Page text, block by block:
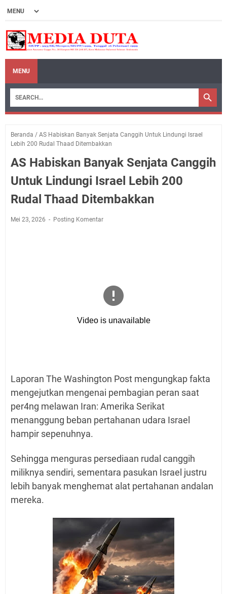
MENU
Beranda / AS Habiskan Banyak Senjata Canggih Untuk Lindungi Israel
Lebih 200 Rudal Thaad Ditembakkan
AS Habiskan Banyak Senjata Canggih
Untuk Lindungi Israel Lebih 200
Rudal Thaad Ditembakkan
Mei 23, 2026 Posting Komentar
Laporan The Washington Post mengungkap fakta
mengejutkan mengenai pembagian peran saat
per4ng melawan Iran: Amerika Serikat
menanggung beban pertahanan udara Israel
hampir sepenuhnya.
Sehingga menguras persediaan rudal canggih
miliknya sendiri, sementara pasukan Israel justru
lebih banyak menghemat alat pertahanan andalan
mereka.